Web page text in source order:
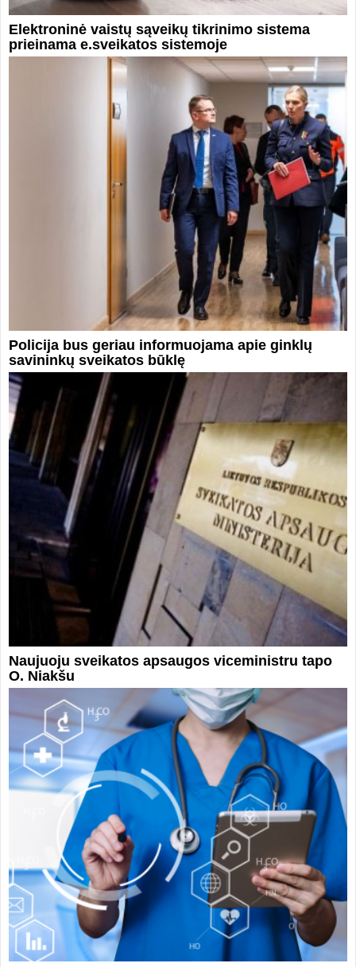
Elektroninė vaistų sąveikų tikrinimo sistema
prieinama e.sveikatos sistemoje
Policija bus geriau informuojama apie ginklų
savininkų sveikatos būklę
Naujuoju sveikatos apsaugos viceministru tapo
O. Niakšu